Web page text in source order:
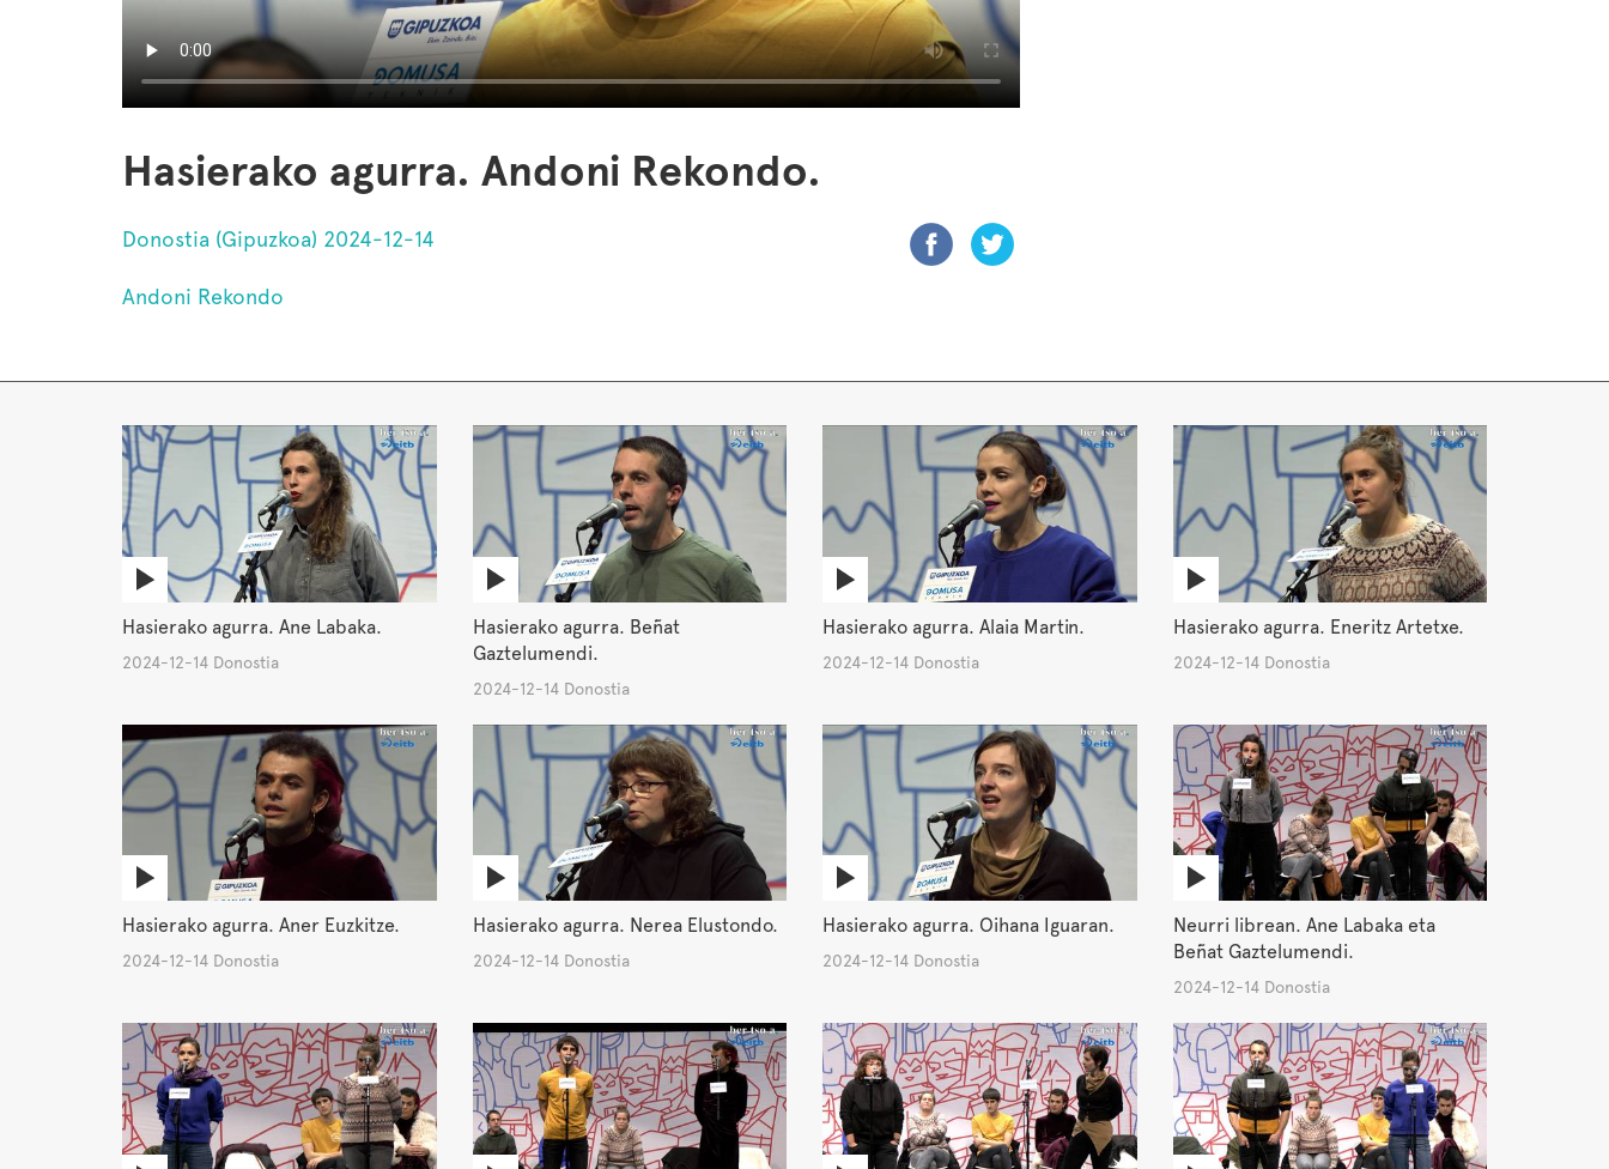
Hasierako agurra. Andoni Rekondo.
Donostia (Gipuzkoa) 2024-12-14
Andoni Rekondo
Hasierako agurra. Ane Labaka.
2024-12-14 Donostia
Hasierako agurra. Beñat
Gaztelumendi.
2024-12-14 Donostia
Hasierako agurra. Alaia Martin.
2024-12-14 Donostia
Hasierako agurra. Eneritz Artetxe.
2024-12-14 Donostia
Hasierako agurra. Aner Euzkitze.
2024-12-14 Donostia
Hasierako agurra. Nerea Elustondo.
2024-12-14 Donostia
Hasierako agurra. Oihana Iguaran.
2024-12-14 Donostia
Neurri librean. Ane Labaka eta
Beñat Gaztelumendi.
2024-12-14 Donostia